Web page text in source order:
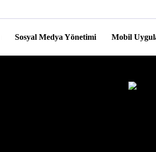
Sosyal Medya Yönetimi Mobil